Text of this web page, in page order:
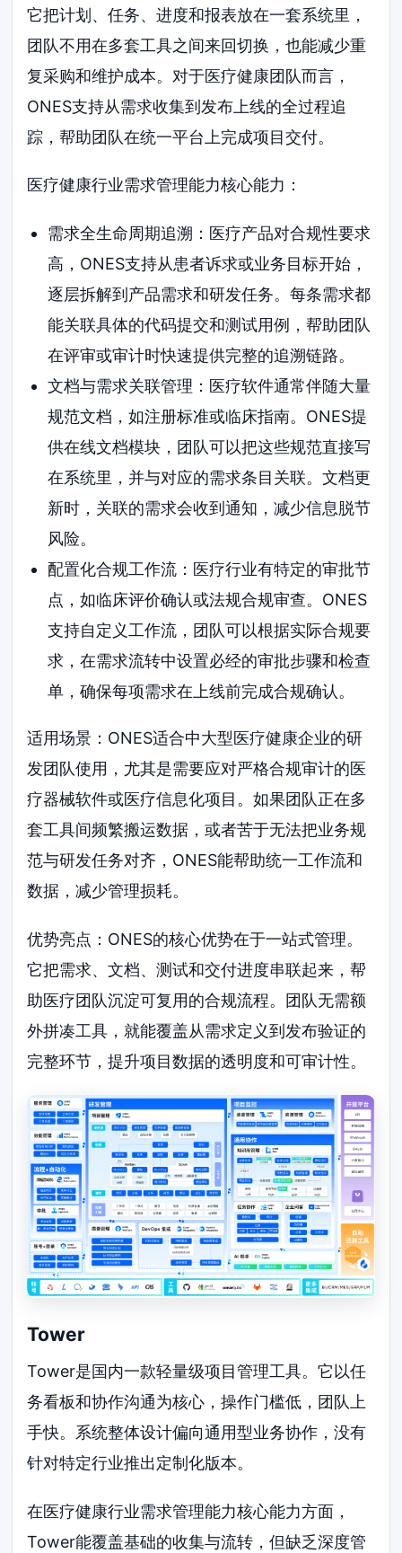
它把计划、任务、进度和报表放在一套系统里，
团队不用在多套工具之间来回切换，也能减少重
复采购和维护成本。对于医疗健康团队而言，
ONES支持从需求收集到发布上线的全过程追
踪，帮助团队在统一平台上完成项目交付。
医疗健康行业需求管理能力核心能力：
需求全生命周期追溯：医疗产品对合规性要求
高，ONES支持从患者诉求或业务目标开始，
逐层拆解到产品需求和研发任务。每条需求都
能关联具体的代码提交和测试用例，帮助团队
在评审或审计时快速提供完整的追溯链路。
文档与需求关联管理：医疗软件通常伴随大量
规范文档，如注册标准或临床指南。ONES提
供在线文档模块，团队可以把这些规范直接写
在系统里，并与对应的需求条目关联。文档更
新时，关联的需求会收到通知，减少信息脱节
风险。
配置化合规工作流：医疗行业有特定的审批节
点，如临床评价确认或法规合规审查。ONES
支持自定义工作流，团队可以根据实际合规要
求，在需求流转中设置必经的审批步骤和检查
单，确保每项需求在上线前完成合规确认。
适用场景：ONES适合中大型医疗健康企业的研
发团队使用，尤其是需要应对严格合规审计的医
疗器械软件或医疗信息化项目。如果团队正在多
套工具间频繁搬运数据，或者苦于无法把业务规
范与研发任务对齐，ONES能帮助统一工作流和
数据，减少管理损耗。
优势亮点：ONES的核心优势在于一站式管理。
它把需求、文档、测试和交付进度串联起来，帮
助医疗团队沉淀可复用的合规流程。团队无需额
外拼凑工具，就能覆盖从需求定义到发布验证的
完整环节，提升项目数据的透明度和可审计性。
Tower
Tower是国内一款轻量级项目管理工具。它以任
务看板和协作沟通为核心，操作门槛低，团队上
手快。系统整体设计偏向通用型业务协作，没有
针对特定行业推出定制化版本。
在医疗健康行业需求管理能力核心能力方面，
Tower能覆盖基础的收集与流转，但缺乏深度管